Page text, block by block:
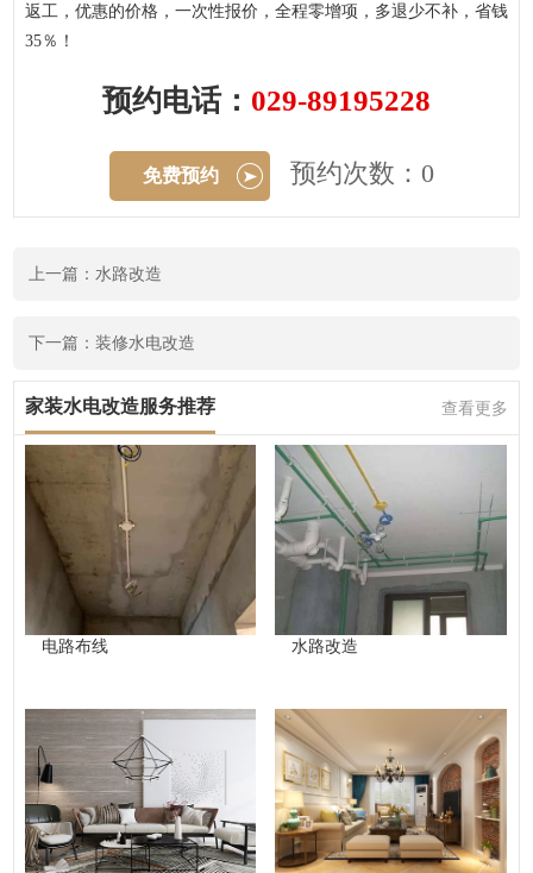
返工，优惠的价格，一次性报价，全程零增项，多退少不补，省钱
35％！
预约电话： 029-89195228
免费预约 预约次数：0
上一篇：水路改造
下一篇：装修水电改造
家装水电改造服务推荐 查看更多
电路布线 水路改造